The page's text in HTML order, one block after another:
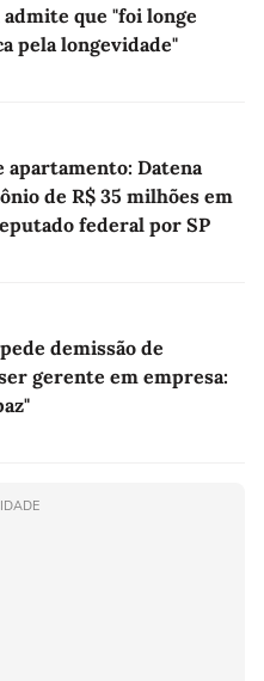
admite que "foi longe
pela longevidade"
apartamento: Datena
de R$ 35 milhões em
federal por SP
demissão de
gerente em empresa: